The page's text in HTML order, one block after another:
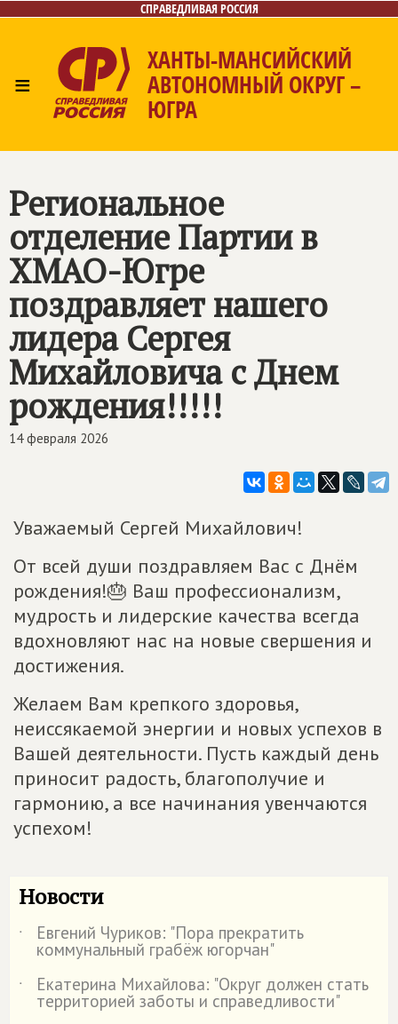
СПРАВЕДЛИВАЯ РОССИЯ
≡
ХАНТЫ-МАНСИЙСКИЙ
АВТОНОМНЫЙ ОКРУГ –
ЮГРА
Региональное
отделение Партии в
ХМАО-Югре
поздравляет нашего
лидера Сергея
Михайловича с Днем
рождения!!!!!
14 февраля 2026
Уважаемый Сергей Михайлович!
От всей души поздравляем Вас с Днём
рождения!🎂 Ваш профессионализм,
мудрость и лидерские качества всегда
вдохновляют нас на новые свершения и
достижения.
Желаем Вам крепкого здоровья,
неиссякаемой энергии и новых успехов в
Вашей деятельности. Пусть каждый день
приносит радость, благополучие и
гармонию, а все начинания увенчаются
успехом!
Новости
˙ Евгений Чуриков: "Пора прекратить
коммунальный грабёж югорчан"
˙
Екатерина Михайлова: "Округ должен стать
территорией заботы и справедливости"